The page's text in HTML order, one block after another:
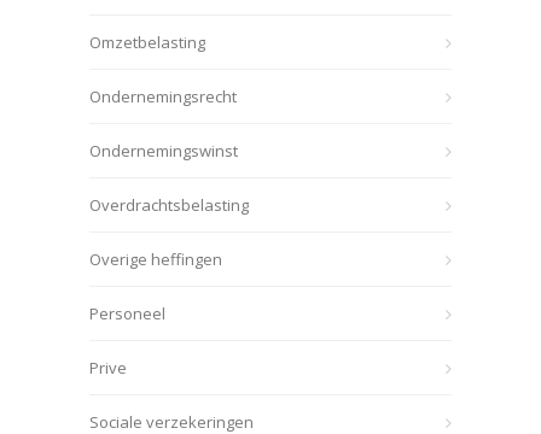
Omzetbelasting
Ondernemingsrecht
Ondernemingswinst
Overdrachtsbelasting
Overige heffingen
Personeel
Prive
Sociale verzekeringen